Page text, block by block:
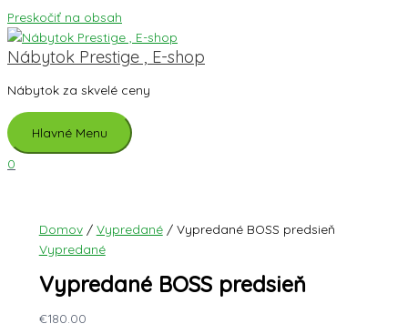
Preskočiť na obsah
Nábytok Prestige , E-shop
Nábytok za skvelé ceny
Hlavné Menu
0
Domov/ Vypredané/ Vypredané BOSS predsieň
Vypredané
Vypredané BOSS predsieň
€180.00